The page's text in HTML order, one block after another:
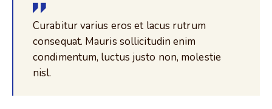
Curabitur varius eros et lacus rutrum
consequat. Mauris sollicitudin enim
condimentum, luctus justo non, molestie
nisl.